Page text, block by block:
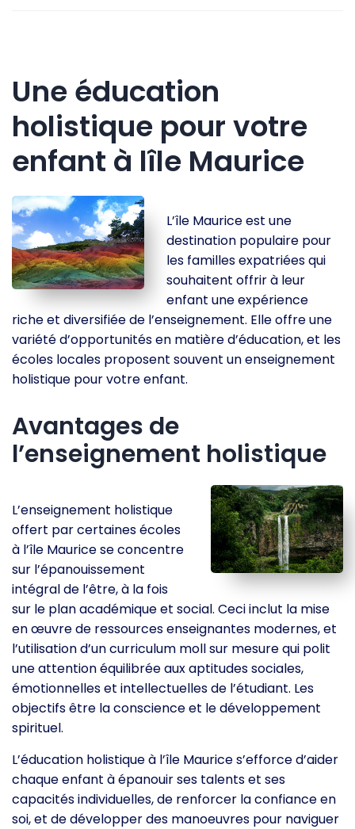
Une éducation
holistique pour votre
enfant à lîle Maurice
L’île Maurice est une
destination populaire pour
les familles expatriées qui
souhaitent offrir à leur
enfant une expérience
riche et diversifiée de l’enseignement. Elle offre une
variété d’opportunités en matière d’éducation, et les
écoles locales proposent souvent un enseignement
holistique pour votre enfant.
Avantages de
l’enseignement holistique
L’enseignement holistique
offert par certaines écoles
à l’île Maurice se concentre
sur l’épanouissement
intégral de l’être, à la fois
sur le plan académique et social. Ceci inclut la mise
en œuvre de ressources enseignantes modernes, et
l’utilisation d’un curriculum moll sur mesure qui polit
une attention équilibrée aux aptitudes sociales,
émotionnelles et intellectuelles de l’étudiant. Les
objectifs être la conscience et le développement
spirituel.
L’éducation holistique à l’île Maurice s’efforce d’aider
chaque enfant à épanouir ses talents et ses
capacités individuelles, de renforcer la confiance en
soi, et de développer des manoeuvres pour naviguer